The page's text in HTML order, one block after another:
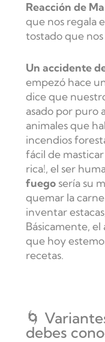
Reacción de
que nos regala
tostado que nos
Un accidente
empezó hace
dice que
asado por puro
animales que
incendios
fácil de
rica!, el ser
fuegosería su
quemar la
inventar
Básicamente, el
que hoy
recetas.
🌀
debes